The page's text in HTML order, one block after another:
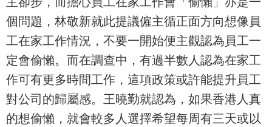
個問題，林敬新就此提議僱主循正面方向想像員
工在家工作情況，不要一開始便主觀認為員工一
定會偷懶。而在調查中，有過半數人認為在家工
作可有更多時間工作，這項政策或許能提升員工
對公司的歸屬感。王曉勤就認為，如果香港人真
的想偷懶，就會較多人選擇希望每周有三天或以